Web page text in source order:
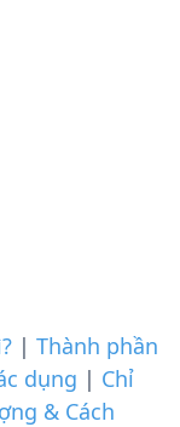
| Thành phần
dụng | Chỉ
& Cách